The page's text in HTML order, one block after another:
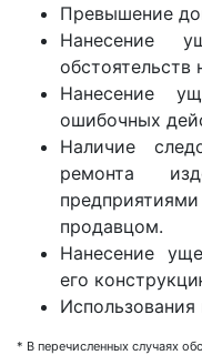
Превышение
Нанесение
Нанесение
ошибочных
Наличие
ремонта
продавцом.
Нанесение
его
* В перечисленных случаях